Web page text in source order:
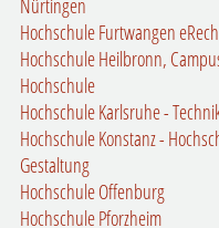
Nürtingen
Hochschule Furtwangen
Hochschule Heilbronn,
Hochschule
Hochschule Karlsruhe -
Hochschule Konstanz -
Gestaltung
Hochschule Offenburg
Hochschule Pforzheim